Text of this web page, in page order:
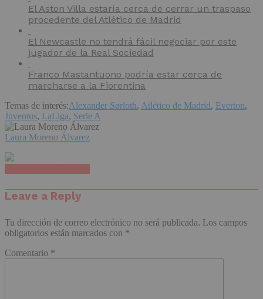
El Aston Villa estaría cerca de cerrar un traspaso
procedente del Atlético de Madrid
El Newcastle no tendrá fácil negociar por este
jugador de la Real Sociedad
Franco Mastantuono podría estar cerca de
marcharse a la Fiorentina
Temas de interés:Alexander Sørloth, Atlético de Madrid, Everton,
Juventus, LaLiga, Serie A
Laura Moreno Álvarez
Leave a Reply
Tu dirección de correo electrónico no será publicada. Los campos
obligatorios están marcados con *
Comentario *